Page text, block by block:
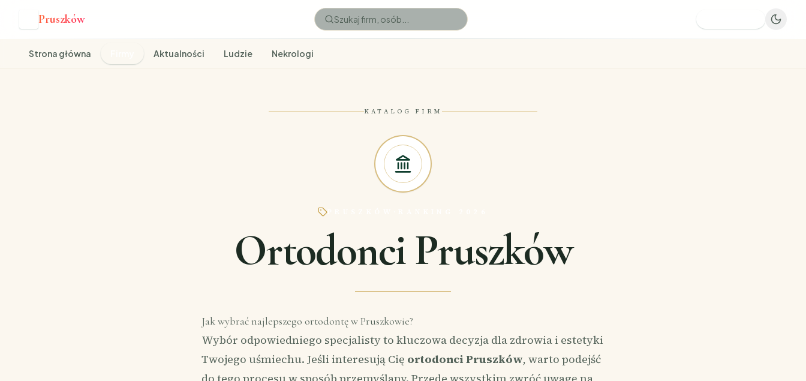
Pruszków
Strona główna Aktualności Ludzie Nekrologi
KATALOG FIRM
PRUSZKÓW
Ortodonci Pruszków
Jak wybrać najlepszego ortodontę w Pruszkowie?
Wybór odpowiedniego specjalisty to kluczowa decyzja dla zdrowia i estetyki
Twojego uśmiechu. Jeśli interesują Cię ortodonci Pruszków, warto podejść